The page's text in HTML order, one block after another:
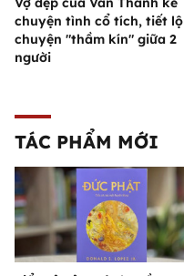
chuyện tình cổ tích, tiết lộ
chuyện "thầm kín" giữa 2
người
TÁC PHẨM MỚI